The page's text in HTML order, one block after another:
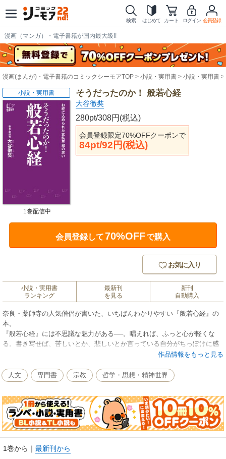
検索 はじめて カート ログイン 会員登録
漫画（マンガ）・電子書籍が国内最大級!!
漫画(まんが)・電子書籍のコミックシーモアTOP 小説・実用書 小説・実用書
そうだったのか！ 般若心経
大谷徹奘
280pt/308円(税込)
会員登録限定70%OFFクーポンで
84pt/92円(税込)
小説・実用書
1巻配信中
会員登録して70%OFFで購入
お気に入り
小説・実用書
ランキング
最新刊
を見る
新刊
自動購入
奈良・薬師寺の人気僧侶が書いた、いちばんわかりやすい『般若心経』の
本。
『般若心経』には不思議な魅力がある──。唱えれば、ふっと心が軽くな
る。書き写せば、苦しいとか、悲しいとか言っている自分がちっぽけに感
じてくる。僧俗を問わず唱えられる“国民のお経”には、「生き方の指針」が
◎第１部 『般若心経』を読む
１．『般若心経』とはどんなお経？
３．苦しみの根元がわかれば、幸せへの道が見えてくる
４．苦しみを取り除くための考え方とは？
５．お釈迦さまの励ましの言葉
奘三蔵が直面したもの。 再び観自在菩薩について。 仏教は「予習
学」 他）
作品情報をもっと見る
人文 専門書 宗教 哲学・思想・精神世界
1巻から ｜ 最新刊から